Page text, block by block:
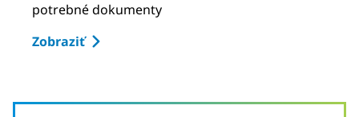
potrebné dokumenty
Zobraziť